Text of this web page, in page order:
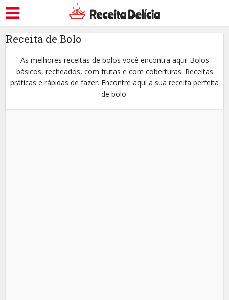
Receita de Bolo
As melhores receitas de bolos você encontra aqui! Bolos
básicos, recheados, com frutas e com coberturas. Receitas
práticas e rápidas de fazer. Encontre aqui a sua receita perfeita
de bolo.